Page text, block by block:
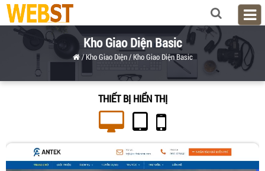
Kho Giao Diện Basic
/Kho Giao Diện/Kho Giao Diện Basic
THIẾT BỊ HIỂN THỊ